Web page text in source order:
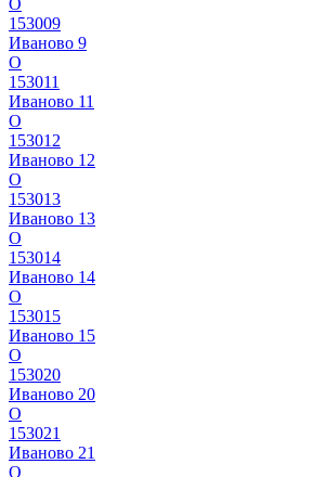
153009
Иваново 9
О
153011
Иваново 11
О
153012
Иваново 12
О
153013
Иваново 13
О
153014
Иваново 14
О
153015
Иваново 15
О
153020
Иваново 20
О
153021
Иваново 21
О